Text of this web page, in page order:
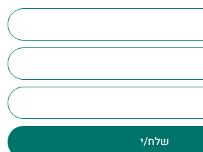
שלח/י